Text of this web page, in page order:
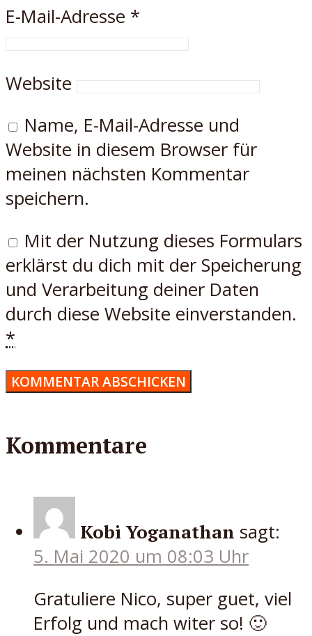
E-Mail-Adresse *
Website
Name, E-Mail-Adresse und
Website in diesem Browser für
meinen nächsten Kommentar
speichern.
Mit der Nutzung dieses Formulars
erklärst du dich mit der Speicherung
und Verarbeitung deiner Daten
durch diese Website einverstanden.
*
Kommentare
Kobi Yoganathan sagt:
5. Mai 2020 um 08:03 Uhr
Gratuliere Nico, super guet, viel
Erfolg und mach witer so! 🙂